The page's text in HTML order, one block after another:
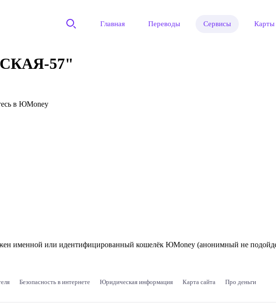
Главная Переводы Сервисы Карты
57"
в ЮMoney
именной или идентифицированный кошелёк ЮMoney (анонимный не
Безопасность в интернете Юридическая информация Карта сайта Про деньги